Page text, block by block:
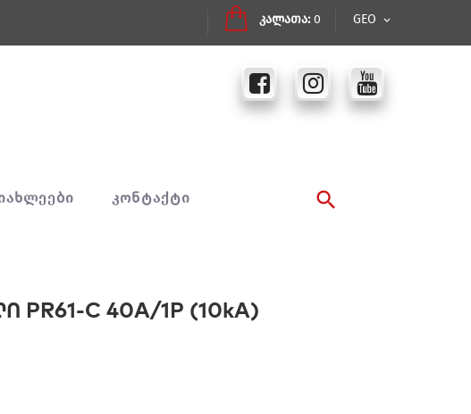
GEO
კალათა: 0
ᲙᲝᲜᲢᲐᲥᲢᲘ
C 40A/1P (10kA)